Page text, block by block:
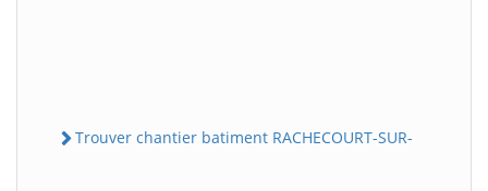
Trouver chantier batiment RACHECOURT-SUR-